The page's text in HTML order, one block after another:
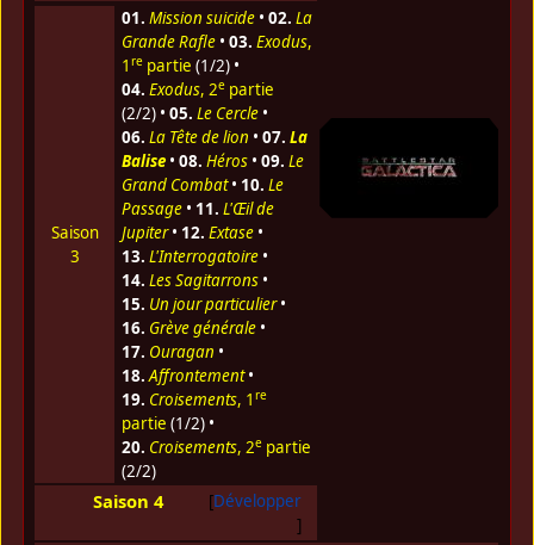
Saison
3
01. Mission suicide• 02. La
Grande Rafle• 03. Exodus,
1 repartie (1/2) •
04. Exodus, 2epartie
(2/2) • 05. Le Cercle•
06. La Tête de lion • 07. La
Balise• 08. Héros• 09. Le
Grand Combat• 10. Le
Passage• 11. L'Œil de
Jupiter• 12. Extase•
13. L'Interrogatoire•
14. Les Sagitarrons•
15. Un jour particulier•
16. Grève générale•
17. Ouragan •
18.Affrontement•
19. Croisements, 1 re
partie (1/2) •
20. Croisements, 2epartie
(2/2)
Développer
Saison 4